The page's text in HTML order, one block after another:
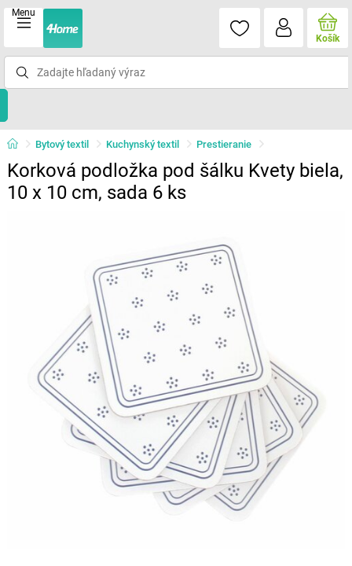
Menu
Košík
Bytový textil Kuchynský textil Prestieranie
Korková podložka pod šálku Kvety biela,
10 x 10 cm, sada 6 ks